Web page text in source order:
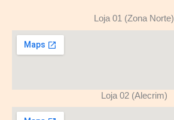
Loja 01 (Zona Norte)
Loja 02 (Alecrim)